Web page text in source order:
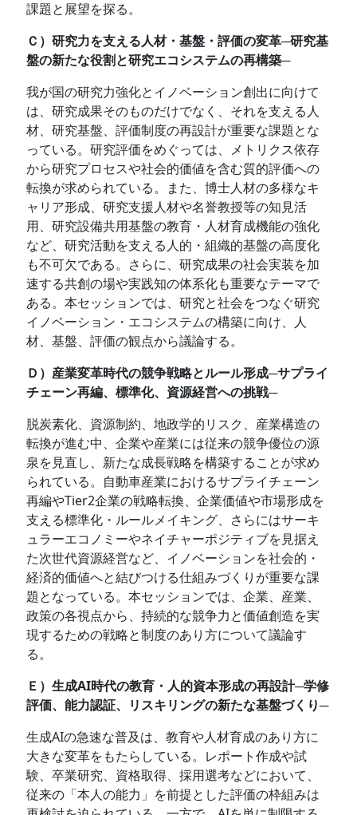
課題と展望を探る。
Ｃ）研究力を支える人材・基盤・評価の変革─研究基
盤の新たな役割と研究エコシステムの再構築─
我が国の研究力強化とイノベーション創出に向けて
は、研究成果そのものだけでなく、それを支える人
材、研究基盤、評価制度の再設計が重要な課題とな
っている。研究評価をめぐっては、メトリクス依存
から研究プロセスや社会的価値を含む質的評価への
転換が求められている。また、博士人材の多様なキ
ャリア形成、研究支援人材や名誉教授等の知見活
用、研究設備共用基盤の教育・人材育成機能の強化
など、研究活動を支える人的・組織的基盤の高度化
も不可欠である。さらに、研究成果の社会実装を加
速する共創の場や実践知の体系化も重要なテーマで
ある。本セッションでは、研究と社会をつなぐ研究
イノベーション・エコシステムの構築に向け、人
材、基盤、評価の観点から議論する。
Ｄ）産業変革時代の競争戦略とルール形成─サプライ
チェーン再編、標準化、資源経営への挑戦─
脱炭素化、資源制約、地政学的リスク、産業構造の
転換が進む中、企業や産業には従来の競争優位の源
泉を見直し、新たな成⾧戦略を構築することが求め
られている。自動車産業におけるサプライチェーン
再編やTier2企業の戦略転換、企業価値や市場形成を
支える標準化・ルールメイキング、さらにはサーキ
ュラーエコノミーやネイチャーポジティブを見据え
た次世代資源経営など、イノベーションを社会的・
経済的価値へと結びつける仕組みづくりが重要な課
題となっている。本セッションでは、企業、産業、
政策の各視点から、持続的な競争力と価値創造を実
現するための戦略と制度のあり方について議論す
る。
Ｅ）生成AI時代の教育・人的資本形成の再設計─学修
評価、能力認証、リスキリングの新たな基盤づくり─
生成AIの急速な普及は、教育や人材育成のあり方に
大きな変革をもたらしている。レポート作成や試
験、卒業研究、資格取得、採用選考などにおいて、
従来の「本人の能力」を前提とした評価の枠組みは